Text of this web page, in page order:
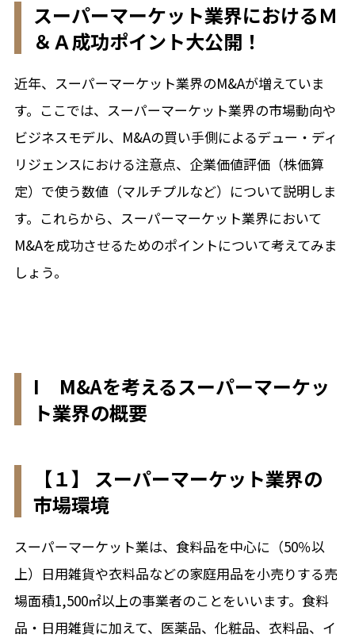
スーパーマーケット業界におけるＭ
＆Ａ成功ポイント大公開！
近年、スーパーマーケット業界のM&Aが増えていま
す。ここでは、スーパーマーケット業界の市場動向や
ビジネスモデル、M&Aの買い手側によるデュー・ディ
リジェンスにおける注意点、企業価値評価（株価算
定）で使う数値（マルチプルなど）について説明しま
す。これらから、スーパーマーケット業界において
M&Aを成功させるためのポイントについて考えてみま
しょう。
I M&Aを考えるスーパーマーケッ
ト業界の概要
【１】 スーパーマーケット業界の
市場環境
スーパーマーケット業は、食料品を中心に（50％以
上）日用雑貨や衣料品などの家庭用品を小売りする売
場面積1,500㎡以上の事業者のことをいいます。食料
品・日用雑貨に加えて、医薬品、化粧品、衣料品、イ